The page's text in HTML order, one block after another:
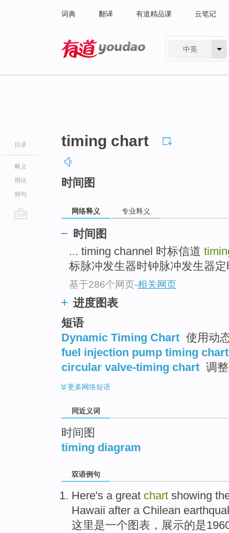
词典 翻译 有道精品课 云笔记
中英
目录
释义
用法
例句
timing chart
时间图
网络释义 专业释义
时间图
... timing channel 时标信道
标脉冲发生器时钟脉冲发生器
基于286个网页-相关网页
进度图表
短语
Dynamic Timing Chart 使用动
fuel injection pump timing chart
circular valve-timing chart 调
更多网络短语
同近义词
时间图
timing diagram
双语例句
Here's agreat chart showing
Hawaii after a Chilean
这里是一个 图表 ， 展示的是